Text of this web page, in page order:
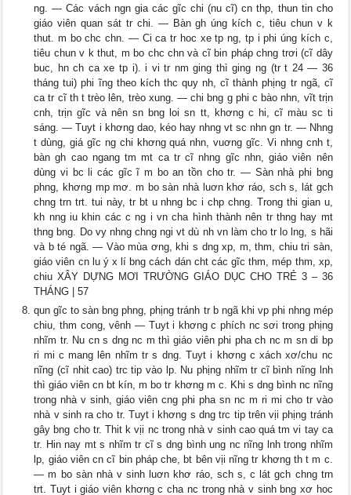
ng. — Các vách ngn gia các gĩc chi (nu cĩ) cn thp, thun tin cho
giáo viên quan sát tr chi. — Bàn gh úng kích c, tiêu chun v k
thut. m bo chc chn. — Ci ca tr hoc xe tp ng, tp i phi úng kích c,
tiêu chun v k thut, m bo chc chn và cĩ bin pháp chng trơi (cĩ dây
buc, hn ch ca xe tp i). i vi tr nm ging thì ging ng (tr t 24 — 36
tháng tui) phi ĩng theo kích thc quy nh, cĩ thành phịng tr ngã, cĩ
ca tr cĩ th t trèo lên, trèo xung. — chi bng g phi c bào nhn, vĩt trịn
cnh, trịn gĩc và nên sn bng loi sn tt, khơng c hi, cĩ màu sc ti
sáng. — Tuyt i khơng dao, kéo hay nhng vt sc nhn gn tr. — Nhng
t dùng, giá gĩc ng chi khơng quá nhn, vuơng gĩc. Vi nhng cnh t,
bàn gh cao ngang tm mt ca tr cĩ nhng gĩc nhn, giáo viên nên
dùng vi bc li các gĩc ĩ m bo an tồn cho tr. — Sàn nhà phi bng
phng, khơng mp mơ. m bo sàn nhà luơn khơ ráo, sch s, lát gch
chng trn trt. tui này, tr bt u nhng bc i chp chng. Trong thi gian u,
kh nng iu khin các c ng i vn cha hình thành nên tr thng hay mt
thng bng. Do vy nhng chng ngi vt dù nh vn làm cho tr lo lng, s hãi
và b té ngã. — Vào mùa ơng, khi s dng xp, m, thm, chiu tri sàn,
giáo viên cn lu ý x lí bng cách dán cht các gĩc thm, mép thm, xp,
chiu XÂY DỰNG MƠI TRƯỜNG GIÁO DỤC CHO TRẺ 3 – 36
THÁNG | 57
qun gĩc to sàn bng phng, phịng tránh tr b ngã khi vp phi nhng mép
chiu, thm cong, vênh — Tuyt i khơng c phích nc sơi trong phịng
nhĩm tr. Nu cn s dng nc m thì giáo viên phi pha ch nc m sn di bp
ri mi c mang lên nhĩm tr s dng. Tuyt i khơng c xách xơ/chu nc
nĩng (cĩ nhit cao) trc tip vào lp. Nu phịng nhĩm tr cĩ bình nĩng lnh
thì giáo viên cn bt kín, m bo tr khơng m c. Khi s dng bình nc nĩng
trong nhà v sinh, giáo viên cng phi pha sn nc m ri mi cho tr vào
nhà v sinh ra cho tr. Tuyt i khơng s dng trc tip trên vịi phịng tránh
gây bng cho tr. Thit k vịi nc trong nhà v sinh cao quá tm vi tay ca
tr. Hin nay mt s nhĩm tr cĩ s dng bình ung nc nĩng lnh trong nhĩm
lp, giáo viên cn cĩ bin pháp che, bt bên vịi nĩng tr khơng th t m c.
— m bo sàn nhà v sinh luơn khơ ráo, sch s, c lát gch chng trn
trt. Tuyt i giáo viên khơng c cha nc trong nhà v sinh bng xơ hoc